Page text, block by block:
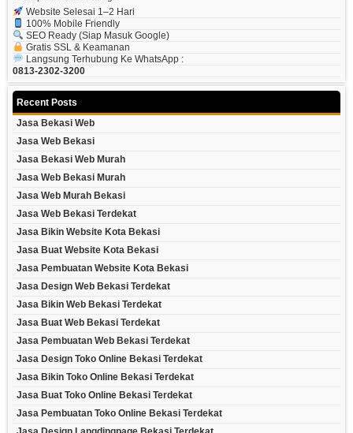
Website Selesai 1–2 Hari
100% Mobile Friendly
SEO Ready (siap Masuk Google)
Gratis SSL & Keamanan
Langsung Terhubung Ke WhatsApp :
0813-2302-3200
Recent Posts
Jasa Bekasi Web
Jasa Web Bekasi
Jasa Bekasi Web Murah
Jasa Web Bekasi Murah
Jasa Web Murah Bekasi
Jasa Web Bekasi Terdekat
Jasa Bikin Website Kota Bekasi
Jasa Buat Website Kota Bekasi
Jasa Pembuatan Website Kota Bekasi
Jasa Design Web Bekasi Terdekat
Jasa Bikin Web Bekasi Terdekat
Jasa Buat Web Bekasi Terdekat
Jasa Pembuatan Web Bekasi Terdekat
Jasa Design Toko Online Bekasi Terdekat
Jasa Bikin Toko Online Bekasi Terdekat
Jasa Buat Toko Online Bekasi Terdekat
Jasa Pembuatan Toko Online Bekasi Terdekat